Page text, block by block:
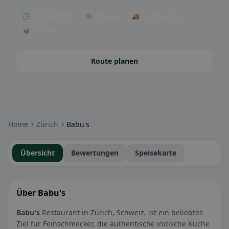
🕒 Jetzt geöffnet 🌤 Terrasse
🚚 Lieferservice
🥡 Takeaway
Route planen
Home Zürich Babu's
Übersicht Bewertungen Speisekarte
Über Babu's
Babu's Restaurant in Zürich, Schweiz, ist ein beliebtes
Ziel für Feinschmecker, die authentische indische Küche